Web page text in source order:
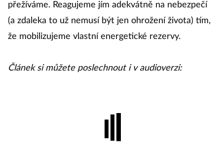
přežíváme. Reagujeme jím adekvátně na nebezpečí
(a zdaleka to už nemusí být jen ohrožení života) tím,
že mobilizujeme vlastní energetické rezervy.
Článek si můžete poslechnout i v audioverzi: